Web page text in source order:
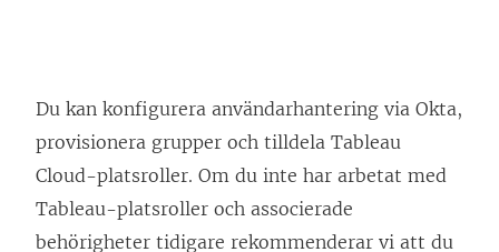
Du kan konfigurera användarhantering via Okta,
provisionera grupper och tilldela Tableau
Cloud-platsroller. Om du inte har arbetat med
Tableau-platsroller och associerade
behörigheter tidigare rekommenderar vi att du